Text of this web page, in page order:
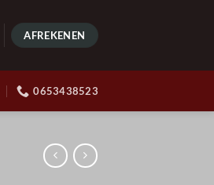
AFREKENEN
0653438523